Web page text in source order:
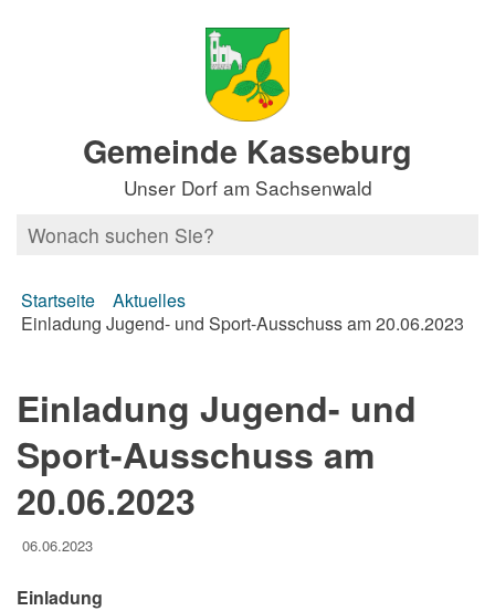
Gemeinde Kasseburg
Unser Dorf am Sachsenwald
Startseite
Aktuelles
Einladung Jugend- und Sport-Ausschuss am 20.06.2023
Einladung Jugend- und
Sport-Ausschuss am
20.06.2023
06.06.2023
Einladung